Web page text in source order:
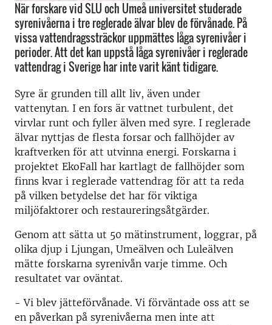
När forskare vid SLU och Umeå universitet studerade
syrenivåerna i tre reglerade älvar blev de förvånade. På
vissa vattendragssträckor uppmättes låga syrenivåer i
perioder. Att det kan uppstå låga syrenivåer i reglerade
vattendrag i Sverige har inte varit känt tidigare.
Syre är grunden till allt liv, även under
vattenytan. I en fors är vattnet turbulent, det
virvlar runt och fyller älven med syre. I reglerade
älvar nyttjas de flesta forsar och fallhöjder av
kraftverken för att utvinna energi. Forskarna i
projektet EkoFall har kartlagt de fallhöjder som
finns kvar i reglerade vattendrag för att ta reda
på vilken betydelse det har för viktiga
miljöfaktorer och restaureringsåtgärder.
Genom att sätta ut 50 mätinstrument, loggrar, på
olika djup i Ljungan, Umeälven och Luleälven
mätte forskarna syrenivån varje timme. Och
resultatet var oväntat.
- Vi blev jätteförvånade. Vi förväntade oss att se
en påverkan på syrenivåerna men inte att